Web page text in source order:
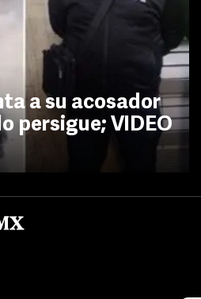
a su acosador
persigue; VIDEO